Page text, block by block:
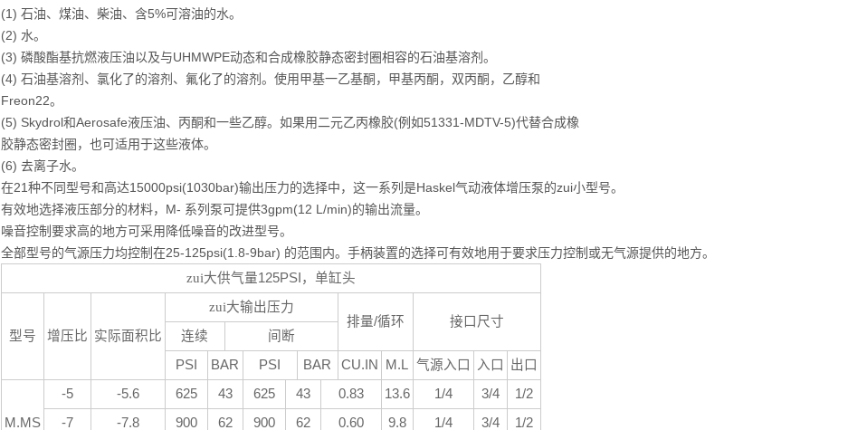
(1) 石油、煤油、柴油、含5%可溶油的水。
(2) 水。
(3) 磷酸酯基抗燃液压油以及与UHMWPE动态和合成橡胶静态密封圈相容的石油基溶剂。
(4) 石油基溶剂、氯化了的溶剂、氟化了的溶剂。使用甲基一乙基酮，甲基丙酮，双丙酮，乙醇和
Freon22。
(5) Skydrol和Aerosafe液压油、丙酮和一些乙醇。如果用二元乙丙橡胶(例如51331-MDTV-5)代替合成橡
胶静态密封圈，也可适用于这些液体。
(6) 去离子水。
在21种不同型号和高达15000psi(1030bar)输出压力的选择中，这一系列是Haskel气动液体增压泵的zui小型号。
有效地选择液压部分的材料，M- 系列泵可提供3gpm(12 L/min)的输出流量。
噪音控制要求高的地方可采用降低噪音的改进型号。
全部型号的气源压力均控制在25-125psi(1.8-9bar) 的范围内。手柄装置的选择可有效地用于要求压力控制或无气源提供的地方。
zui大供气量125PSI ，单缸头
型号 增压比 实际面积比
zui大输出压力
排量/循环
接口尺寸
连续
间断
PSI
BAR PSI BAR CU.IN M.L 气源入口 入口 出口
M.MS
-5 -5.6 625 43 625 43 0.83 13.6 1/4 3/4
1/2
-7
-7.8 900 62 900 62 0.60 9.8 1/4 3/4
1/2